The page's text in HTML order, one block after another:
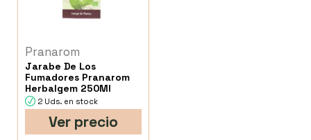
Pranarom
Jarabe De Los
Fumadores Pranarom
Herbalgem 250Ml
2 Uds. en stock
Ver precio